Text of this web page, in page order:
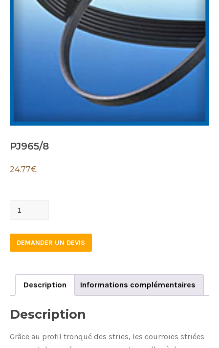
PJ965/8
24.77€
PJ965/8
DEMANDER UN DEVIS
Description Informations complémentaires
Description
Grâce au profil tronqué des stries, les courroies striées